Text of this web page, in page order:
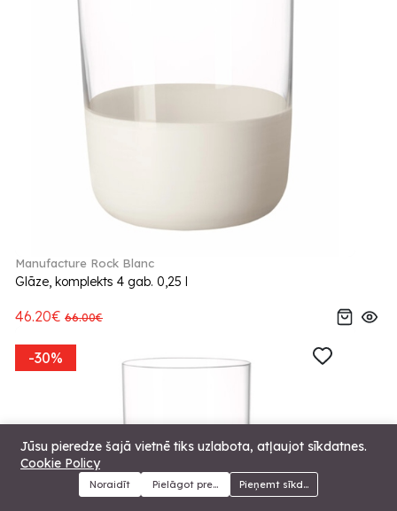
Menu Kategorijas Meklēt Grozs
Manufacture Rock Blanc
Glāze, komplekts 4 gab. 0,25 l
46.20€ 66.00€
-30%
Jūsu pieredze šajā vietnē tiks uzlabota, atļaujot sīkdatnes.
Cookie Policy
Noraidīt Pielāgot preferencesPieņemt sīkdatnes